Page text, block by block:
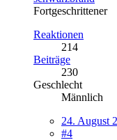
Fortgeschrittener
Reaktionen
214
Beiträge
230
Geschlecht
Männlich
24. August
#4